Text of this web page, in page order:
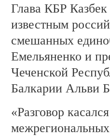
Глава КБР Казбек
известным
смешанных
Емельяненко и
Чеченской
Балкарии Альви
«Разговор